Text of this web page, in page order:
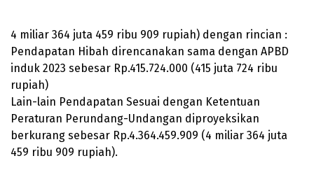
4 miliar 364 juta 459 ribu 909 rupiah) dengan rincian :
Pendapatan Hibah direncanakan sama dengan APBD
induk 2023 sebesar Rp.415.724.000 (415 juta 724 ribu
rupiah)
Lain-lain Pendapatan Sesuai dengan Ketentuan
Peraturan Perundang-Undangan diproyeksikan
berkurang sebesar Rp.4.364.459.909 (4 miliar 364 juta
459 ribu 909 rupiah).